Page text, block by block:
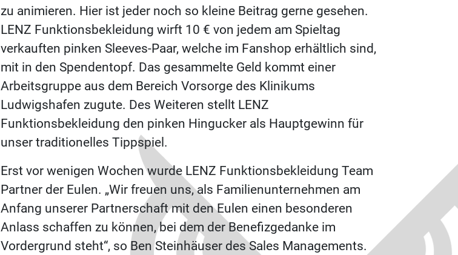
zu animieren. Hier ist jeder noch so kleine Beitrag gerne gesehen.
LENZ Funktionsbekleidung wirft 10 € von jedem am Spieltag
verkauften pinken Sleeves-Paar, welche im Fanshop erhältlich sind,
mit in den Spendentopf. Das gesammelte Geld kommt einer
Arbeitsgruppe aus dem Bereich Vorsorge des Klinikums
Ludwigshafen zugute. Des Weiteren stellt LENZ
Funktionsbekleidung den pinken Hingucker als Hauptgewinn für
unser traditionelles Tippspiel.
Erst vor wenigen Wochen wurde LENZ Funktionsbekleidung Team
Partner der Eulen. „Wir freuen uns, als Familienunternehmen am
Anfang unserer Partnerschaft mit den Eulen einen besonderen
Anlass schaffen zu können, bei dem der Benefizgedanke im
Vordergrund steht“, so Ben Steinhäuser des Sales Managements.